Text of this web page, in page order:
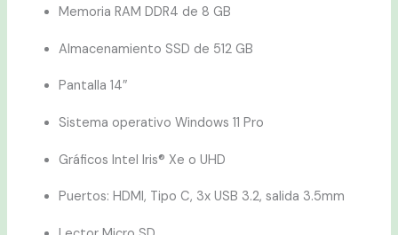
Memoria RAM DDR4 de 8 GB
Almacenamiento SSD de 512 GB
Pantalla 14″
Sistema operativo Windows 11 Pro
Gráficos Intel Iris® Xe o UHD
Puertos: HDMI, Tipo C, 3x USB 3.2, salida 3.5mm